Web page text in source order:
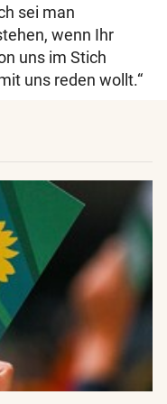
sei man
wenn Ihr
uns im Stich
uns reden wollt.“